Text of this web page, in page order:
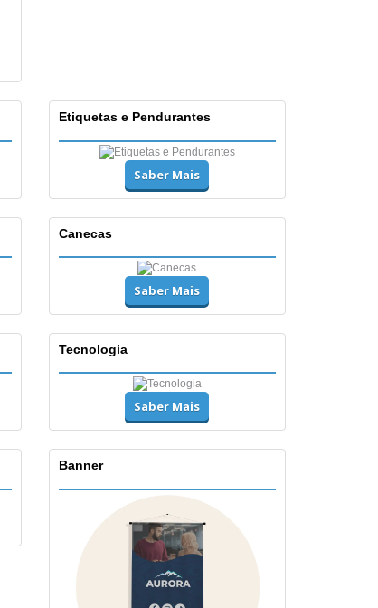
Etiquetas e Pendurantes
Saber Mais
Canecas
Saber Mais
Tecnologia
Saber Mais
Banner